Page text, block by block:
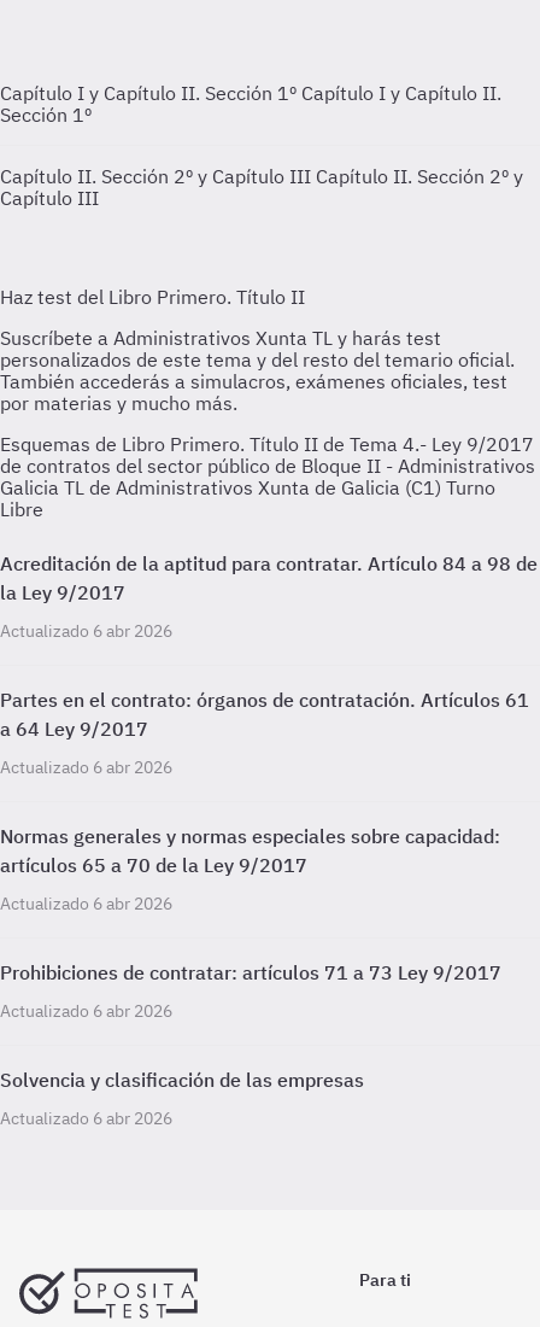
Capítulo I y Capítulo II. Sección 1º Capítulo I y Capítulo II.
Sección 1º
Capítulo II. Sección 2º y Capítulo III Capítulo II. Sección 2º y
Capítulo III
Esquemas de Libro Primero. Título II de Tema 4.- Ley 9/2017
de contratos del sector público de Bloque II - Administrativos
Galicia TL de Administrativos Xunta de Galicia (C1) Turno
Libre
Acreditación de la aptitud para contratar. Artículo 84 a 98 de
la Ley 9/2017
Actualizado 6 abr 2026
Partes en el contrato: órganos de contratación. Artículos 61
a 64 Ley 9/2017
Actualizado 6 abr 2026
Normas generales y normas especiales sobre capacidad:
artículos 65 a 70 de la Ley 9/2017
Actualizado 6 abr 2026
Prohibiciones de contratar: artículos 71 a 73 Ley 9/2017
Actualizado 6 abr 2026
Solvencia y clasificación de las empresas
Actualizado 6 abr 2026
Para ti